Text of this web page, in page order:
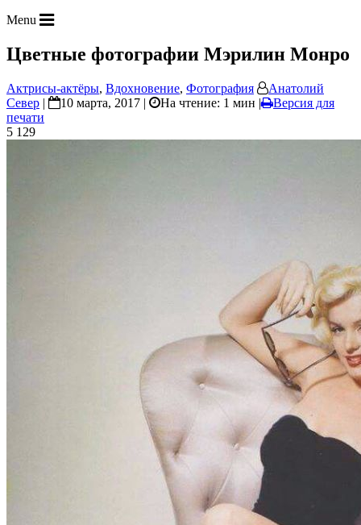
Menu
Цветные фотографии Мэрилин Монро
Актрисы-актёры, Вдохновение, Фотография
Анатолий
Север | 10 марта, 2017 | На чтение: 1 мин |
Версия для
печати
5 129